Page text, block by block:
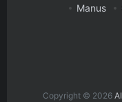
Manus
Copyright © 2026